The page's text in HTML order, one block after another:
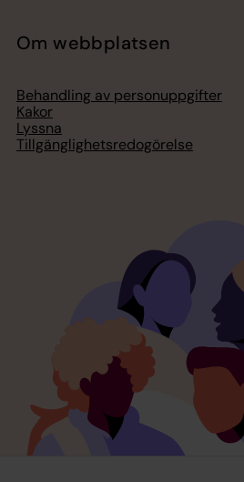
Om webbplatsen
Behandling av personuppgifter
Kakor
Lyssna
Tillgänglighetsredogörelse